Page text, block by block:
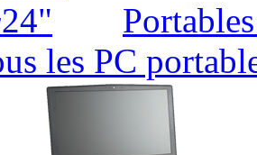
les PC